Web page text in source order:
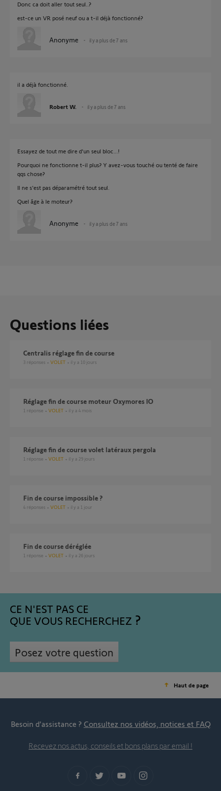
Donc ca doit aller tout seul..?
est-ce un VR posé neuf ou a t-il déjà fonctionné?
Anonyme il y a plus de 7 ans
il a déjà fonctionné.
Robert W. il y a plus de 7 ans
Essayez de tout me dire d'un seul bloc...!
Pourquoi ne fonctionne t-il plus? Y avez-vous touché ou tenté de faire
qqs chose?
Il ne s'est pas déparamétré tout seul.
Quel âge à le moteur?
Anonyme il y a plus de 7 ans
Questions liées
Centralis réglage fin de course
3 réponses VOLET il y a 10 jours
Réglage fin de course moteur Oxymores IO
1 réponse VOLET il y a 4 mois
Réglage fin de course volet latéraux pergola
1 réponse VOLET il y a 29 jours
Fin de course impossible ?
4 réponses VOLET il y a 1 jour
Fin de course déréglée
1 réponse VOLET il y a 26 jours
CE N'EST PAS CE
QUE VOUS RECHERCHEZ
Posez votre question
Haut de page
Besoin d’assistance ? Consultez nos vidéos, notices et FAQ
Recevez nos actus, conseils et bons plans par email !